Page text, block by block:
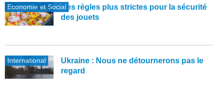
Economie et SocialDes règles plus strictes pour la sécurité
des jouets
International
Ukraine : Nous ne détournerons pas le
regard